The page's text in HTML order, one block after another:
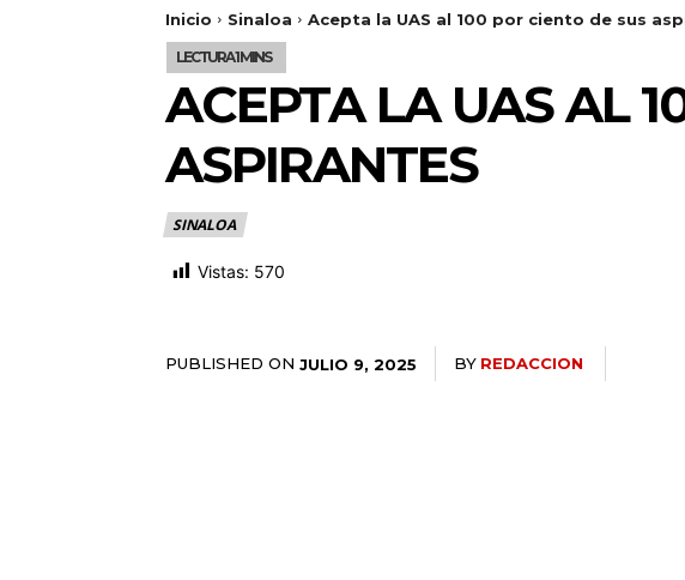
Inicio Sinaloa Acepta la UAS al 100 por ciento de sus
ACEPTA LA UAS AL
ASPIRANTES
SINALOA
Vistas: 570
PUBLISHED ON JULIO 9, 2025 BY REDACCION